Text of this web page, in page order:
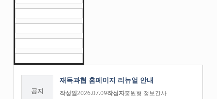
공지
재독과협 홈페이지 리뉴얼 안내
작성일2026.07.09작성자홍원형 정보간사